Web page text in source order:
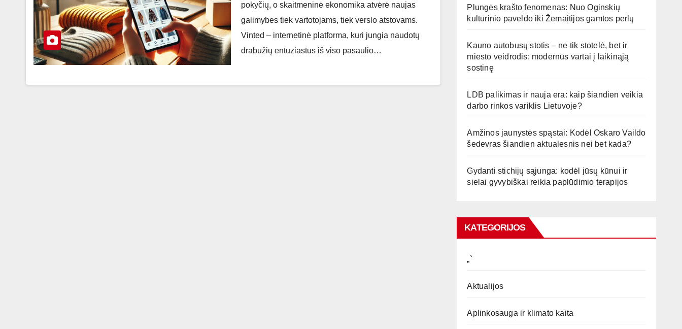
pokyčių, o skaitmeninė ekonomika atvėrė naujas
galimybes tiek vartotojams, tiek verslo atstovams.
Vinted – internetinė platforma, kuri jungia naudotų
drabužių entuziastus iš viso pasaulio…
Plungės krašto fenomenas: Nuo Oginskių
kultūrinio paveldo iki Žemaitijos gamtos perlų
Kauno autobusų stotis – ne tik stotelė, bet ir
miesto veidrodis: modernūs vartai į laikinąją
sostinę
LDB palikimas ir nauja era: kaip šiandien veikia
darbo rinkos variklis Lietuvoje?
Amžinos jaunystės spąstai: Kodėl Oskaro Vaildo
šedevras šiandien aktualesnis nei bet kada?
Gydanti stichijų sąjunga: kodėl jūsų kūnui ir
sielai gyvybiškai reikia paplūdimio terapijos
KATEGORIJOS
„`
Aktualijos
Aplinkosauga ir klimato kaita